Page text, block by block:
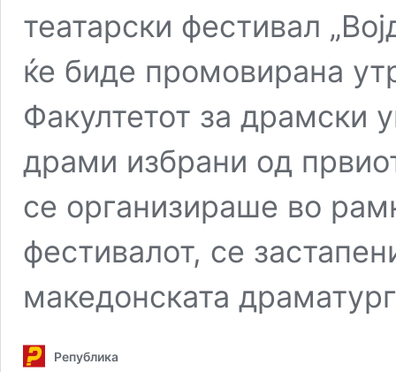
театарски фестивал
ќе биде промовирана
Факултетот за драмски
драми избрани од
се организираше во
фестивалот, се
македонската
Република